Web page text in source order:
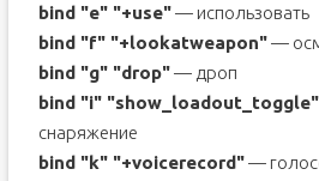
bind "e" "+use"— использовать
bind "f" "+lookatweapon"—
bind "g" "drop"— дроп
bind "i" "show_loadout_toggle"
снаряжение
bind "k" "+voicerecord"—